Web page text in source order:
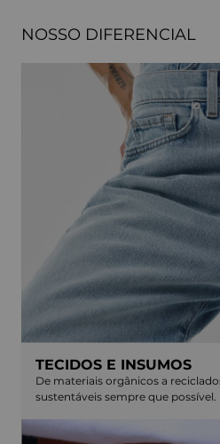
NOSSO DIFERENCIAL
TECIDOS E INSUMOS
De materiais orgânicos a
sustentáveis sempre que possível.